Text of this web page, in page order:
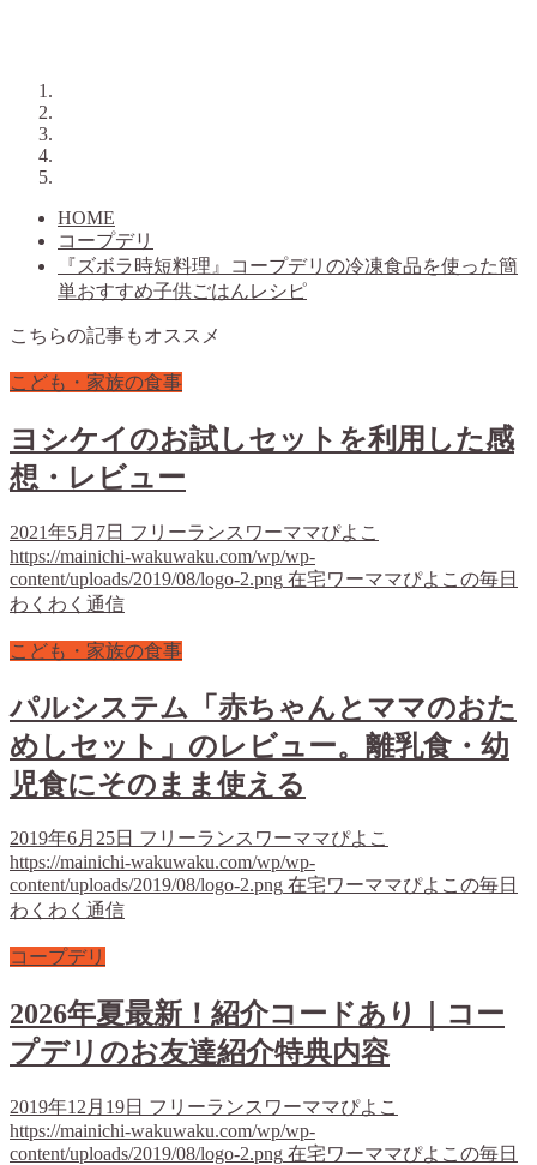
HOME
コープデリ
『ズボラ時短料理』コープデリの冷凍食品を使った簡
単おすすめ子供ごはんレシピ
こちらの記事もオススメ
こども・家族の食事
ヨシケイのお試しセットを利用した感
想・レビュー
2021年5月7日 フリーランスワーママぴよこ
https://mainichi-wakuwaku.com/wp/wp-
content/uploads/2019/08/logo-2.png 在宅ワーママぴよこの毎日
わくわく通信
こども・家族の食事
パルシステム「赤ちゃんとママのおた
めしセット」のレビュー。離乳食・幼
児食にそのまま使える
2019年6月25日 フリーランスワーママぴよこ
https://mainichi-wakuwaku.com/wp/wp-
content/uploads/2019/08/logo-2.png 在宅ワーママぴよこの毎日
わくわく通信
コープデリ
2026年夏最新！紹介コードあり｜コー
プデリのお友達紹介特典内容
2019年12月19日 フリーランスワーママぴよこ
https://mainichi-wakuwaku.com/wp/wp-
content/uploads/2019/08/logo-2.png 在宅ワーママぴよこの毎日